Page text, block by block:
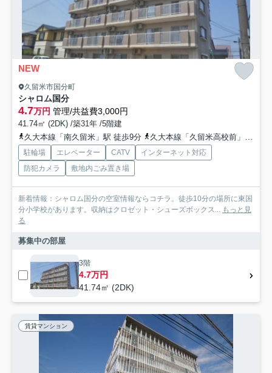
NEW
久留米市国分町
シャロム国分
4.7万円 管理/共益費3,000円
41.74㎡ (2DK) /築31年 /5階建
久大本線「南久留米」駅 徒歩9分
久大本線「久留米高校前」駅 徒歩26分
駐輪場 エレベーター CATV
インターネット対応
防犯カメラ
敷地内ごみ置き場
新着情報：シャロム国分の空室情報ならコチラ。徒歩10分の場所に東国
分小学校があります。収納はクロゼット・シューズボックス...
もっと見
る
募集中の部屋
3階
4.7万円
41.74㎡ (2DK)
賃貸マンション